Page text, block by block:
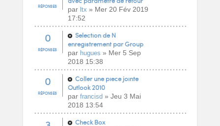
RÉPONSES par ltx » Mer 20 Fév 2019
17:52
0
RÉPONSES
Selection de N
enregistrement par Group
par hugues » Mer 5 Sep
2018 15:38
0
RÉPONSES
Coller une piece jointe
Outlook 2010
par francisd» Jeu 3 Mai
2018 13:54
Check Box